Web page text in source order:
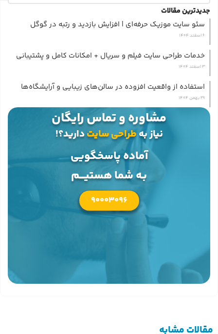
جدیدترین مقالات
سئو سایت موزیک حرفه‌ای | افزایش بازدید و رتبه در گوگل
6 اسفند 1404
خدمات طراحی سایت فیلم و سریال + امکانات کامل و پشتیبانی
3 اسفند 1404
استفاده از واقعیت افزوده در سالن‌های زیبایی و آرایشگاه‌ها
29 بهمن 1404
مشاوره و تماس رایگان
نیاز بهطراحی سایتدارید؟!
آماده پاسخگویی
بـه شما هستیــــم
90003096
مقالات مشابه